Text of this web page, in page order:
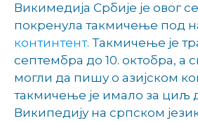
Викимедија Србије је овог
покренула такмичење под
континтент. Такмичење је
септембра до 10. октобра, а
могли да пишу о азијском
такмичење је имало за циљ
Википедију на српском